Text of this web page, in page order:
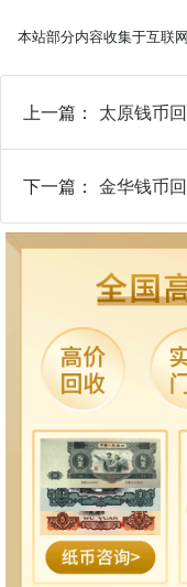
本站部分内容收集于互联
上一篇： 太原钱币
下一篇： 金华钱币